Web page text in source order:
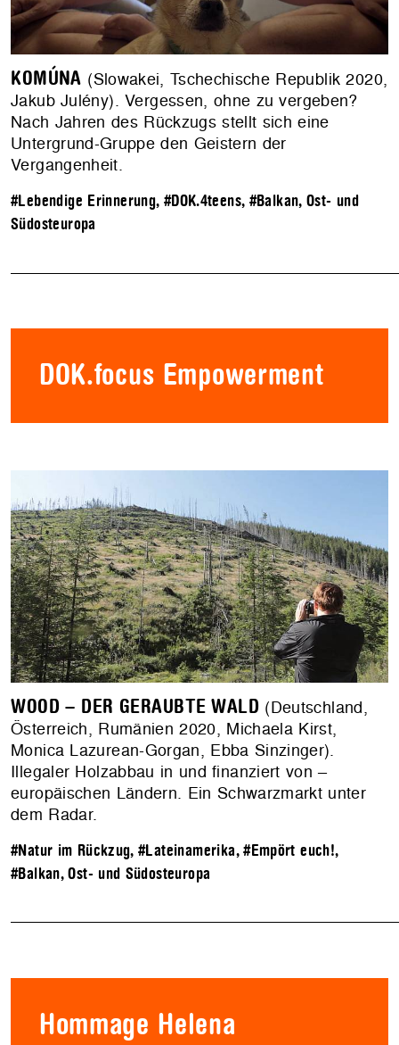
KOMÚNA (Slowakei, Tschechische Republik 2020,
Jakub Julény). Vergessen, ohne zu vergeben?
Nach Jahren des Rückzugs stellt sich eine
Untergrund-Gruppe den Geistern der
Vergangenheit.
#Lebendige Erinnerung, #DOK.4teens, #Balkan, Ost- und
Südosteuropa
DOK.focus Empowerment
WOOD – DER GERAUBTE WALD (Deutschland,
Österreich, Rumänien 2020, Michaela Kirst,
Monica Lazurean-Gorgan, Ebba Sinzinger).
Illegaler Holzabbau in und finanziert von –
europäischen Ländern. Ein Schwarzmarkt unter
dem Radar.
#Natur im Rückzug,#Lateinamerika,#Empört euch!,
#Balkan, Ost- und Südosteuropa
Hommage Helena